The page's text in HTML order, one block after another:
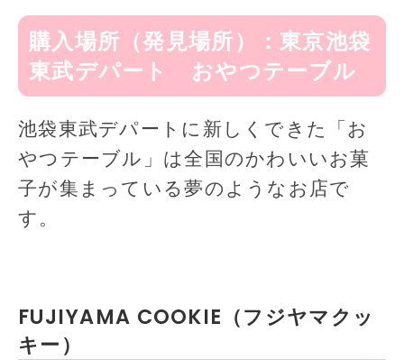
購入場所（発見場所）：東京池袋
東武デパート おやつテーブル
池袋東武デパートに新しくできた「お
やつテーブル」は全国のかわいいお菓
子が集まっている夢のようなお店で
す。
FUJIYAMA COOKIE（フジヤマクッ
キー）